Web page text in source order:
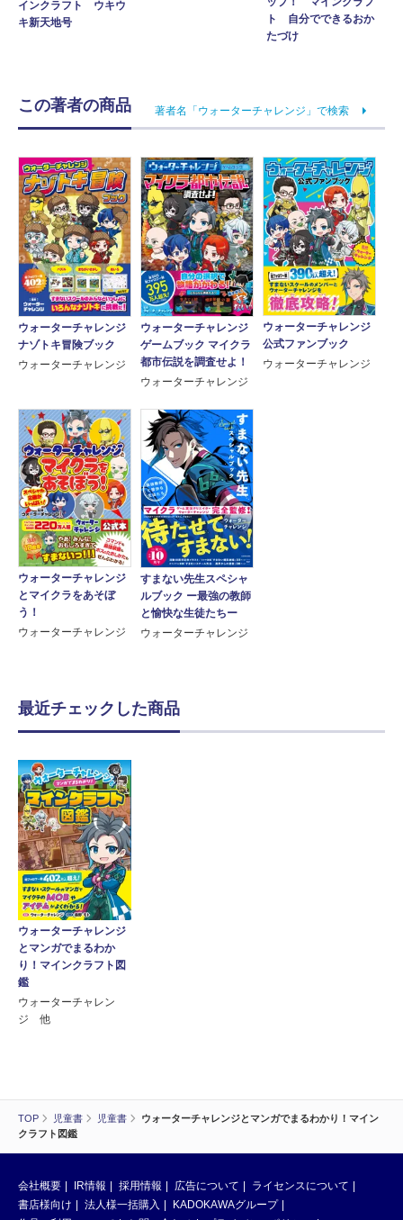
TOP 児童書 児童書
ウォーターチャレンジとマンガでまるわかり！マイン
クラフト図鑑
インクラフト ウキウ
キ新天地号
ト 自分でできるおか
たづけ
この著者の商品 著者名「ウォーターチャレンジ」で検索
ウォーターチャレンジ
ナゾトキ冒険ブック
ウォーターチャレンジ
ウォーターチャレンジ
ゲームブック マイクラ
都市伝説を調査せよ！
ウォーターチャレンジ
ウォーターチャレンジ
公式ファンブック
ウォーターチャレンジ
ウォーターチャレンジ
とマイクラをあそぼ
う！
ウォーターチャレンジ
すまない先生スペシャ
ルブック ー最強の教師
と愉快な生徒たちー
ウォーターチャレンジ
最近チェックした商品
ウォーターチャレンジ
とマンガでまるわか
り！マインクラフト図
鑑
ウォーターチャレン
ジ 他
会社概要 IR情報 採用情報 広告について
ライセンスについて
書店様向け
法人様一括購入
KADOKAWAグループ